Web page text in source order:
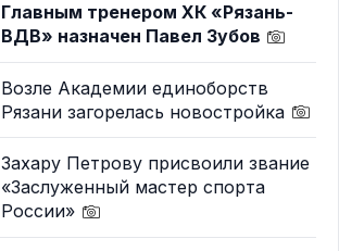
Главным тренером ХК «Рязань-
ВДВ» назначен Павел Зубов
Возле Академии единоборств
Рязани загорелась новостройка
Захару Петрову присвоили звание
«Заслуженный мастер спорта
России»